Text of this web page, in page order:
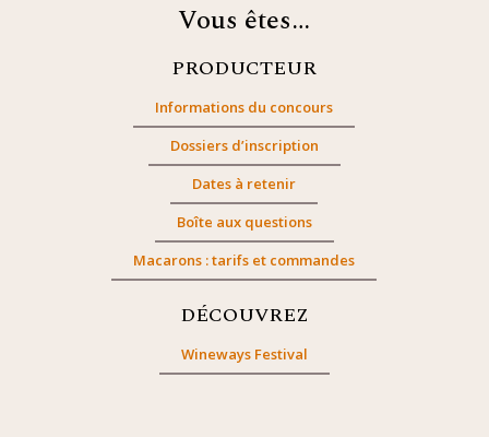
Vous êtes…
PRODUCTEUR
Informations du concours
Dossiers d’inscription
Dates à retenir
Boîte aux questions
Macarons : tarifs et commandes
DÉCOUVREZ
Wineways Festival